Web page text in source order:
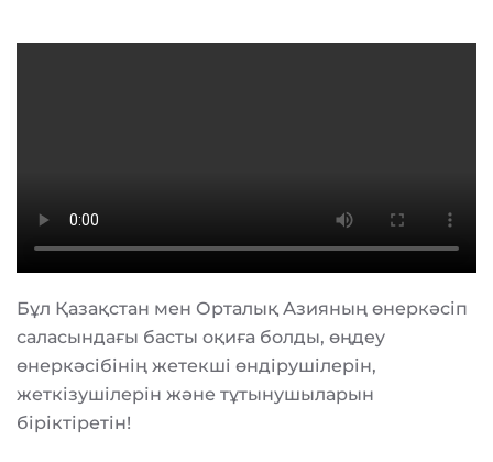
Бұл Қазақстан мен Орталық Азияның өнеркәсіп
саласындағы басты оқиға болды, өңдеу
өнеркәсібінің жетекші өндірушілерін,
жеткізушілерін және тұтынушыларын
біріктіретін!